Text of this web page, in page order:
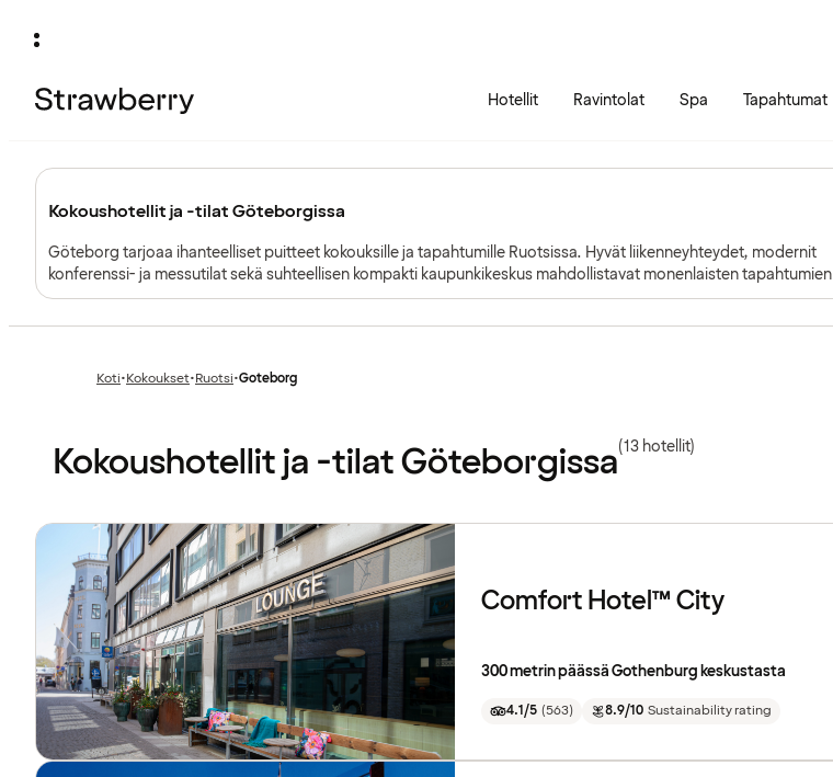
Hotellit Ravintolat Spa Tapahtumat
Kokoushotellit ja -tilat Göteborgissa
Göteborg tarjoaa ihanteelliset puitteet kokouksille ja tapahtumille Ruotsissa. Hyvät liikenneyhteydet, modernit
konferenssi- ja messutilat sekä suhteellisen kompakti kaupunkikeskus mahdollistavat monenlaisten tapahtumien
sujuvan järjestämisen.
Koti•Edellinen
Kokoukset•Edellinen
Ruotsi•Goteborg
Kokoushotellit ja -tilat Göteborgissa(13 hotellit)
Comfort Hotel™ City
300 metrin päässä Gothenburg keskustasta
4.1/5 (563) 8.9/10 Sustainability rating